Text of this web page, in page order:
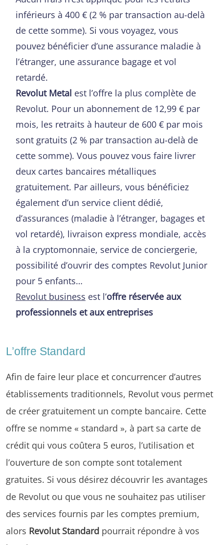
inférieurs à 400 € (2 % par transaction au-delà
de cette somme). Si vous voyagez, vous
pouvez bénéficier d’une assurance maladie à
l’étranger, une assurance bagage et vol
retardé.
Revolut Metal est l’offre la plus complète de
Revolut. Pour un abonnement de 12,99 € par
mois, les retraits à hauteur de 600 € par mois
sont gratuits (2 % par transaction au-delà de
cette somme). Vous pouvez vous faire livrer
deux cartes bancaires métalliques
gratuitement. Par ailleurs, vous bénéficiez
également d’un service client dédié,
d’assurances (maladie à l’étranger, bagages et
vol retardé), livraison express mondiale, accès
à la cryptomonnaie, service de conciergerie,
possibilité d’ouvrir des comptes Revolut Junior
pour 5 enfants…
Revolut business est l’offre réservée aux
professionnels et aux entreprises
L’offre Standard
Afin de faire leur place et concurrencer d’autres
établissements traditionnels, Revolut vous permet
de créer gratuitement un compte bancaire. Cette
offre se nomme « standard », à part sa carte de
crédit qui vous coûtera 5 euros, l’utilisation et
l’ouverture de son compte sont totalement
gratuites. Si vous désirez découvrir les avantages
de Revolut ou que vous ne souhaitez pas utiliser
des services fournis par les comptes premium,
alors Revolut Standard pourrait répondre à vos